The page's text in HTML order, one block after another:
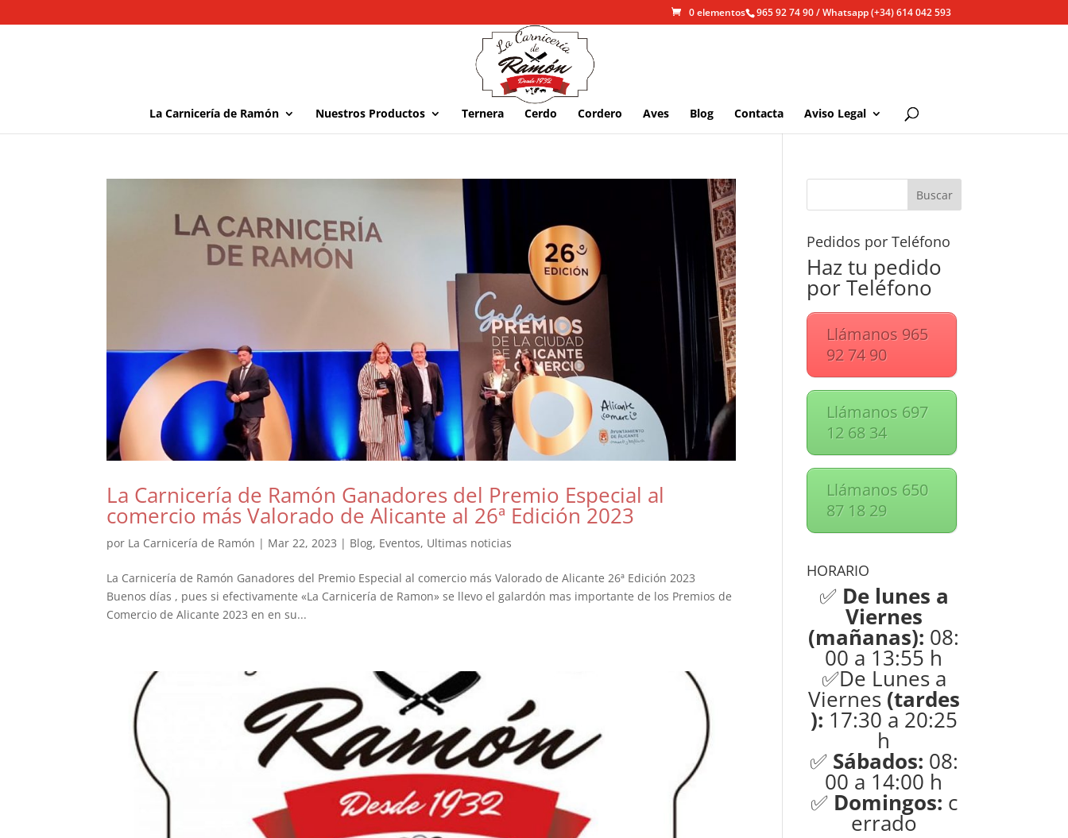
965 92 74 90 / Whatsapp (+34) 614 042 593
0 elementos
La Carnicería de Ramón Nuestros Productos Ternera Cerdo Cordero Aves Blog Contacta Aviso Legal
La Carnicería de Ramón Ganadores del Premio Especial al
comercio más Valorado de Alicante al 26ª Edición 2023
por La Carnicería de Ramón | Mar 22, 2023 | Blog, Eventos, Ultimas noticias
La Carnicería de Ramón Ganadores del Premio Especial al comercio más Valorado de Alicante 26ª Edición 2023
Buenos días , pues si efectivamente «La Carnicería de Ramon» se llevo el galardón mas importante de los Premios de
Comercio de Alicante 2023 en en su...
Pedidos por Teléfono
Haz tu pedido
por Teléfono
Llámanos 965
92 74 90
Llámanos 697
12 68 34
Llámanos 650
87 18 29
HORARIO
✅ De lunes a
Viernes
(mañanas): 08:
00 a 13:55 h
✅De Lunes a
Viernes(tardes
): 17:30 a 20:25
h
✅ Sábados: 08:
00 a 14:00 h
✅ Domingos: c
errado